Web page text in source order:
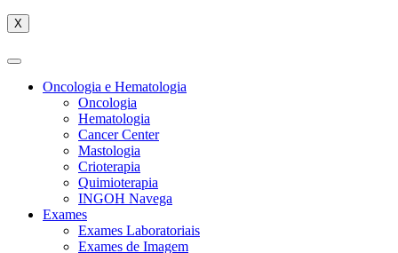
X
Oncologia e Hematologia
Oncologia
Hematologia
Cancer Center
Mastologia
Crioterapia
Quimioterapia
INGOH Navega
Exames
Exames Laboratoriais
Exames de Imagem